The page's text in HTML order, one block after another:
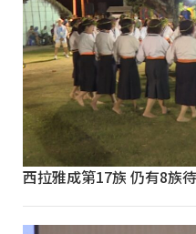
西拉雅成第17族 仍有8族